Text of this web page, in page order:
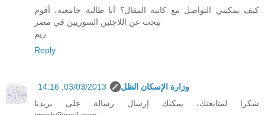
كيف يمكنني التواصل مع كاتبة المقال؟ أنا طالبة جامعية، أقوم
ببحث عن اللاجئين السوريين في مصر
ريم
Reply
وزارة الإسكان الظل
03/03/2013, 14:16
شكرا لمتابعتك، يمكنك إرسال رسالة على بريدنا